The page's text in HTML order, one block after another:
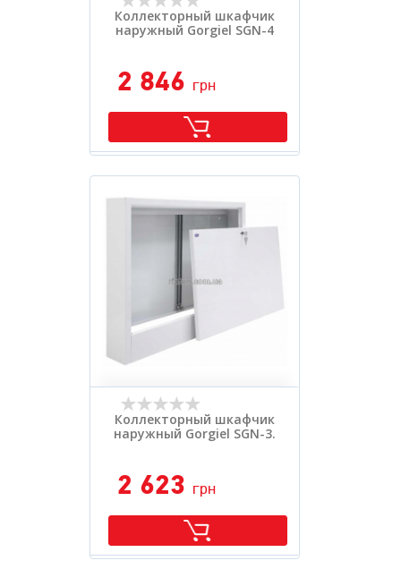
Коллекторный шкафчик
наружный Gorgiel SGN-4
2 846 грн
Коллекторный шкафчик
наружный Gorgiel SGN-3.
2 623 грн